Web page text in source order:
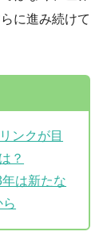
に進み続けて
ンクが目
？
は新たな